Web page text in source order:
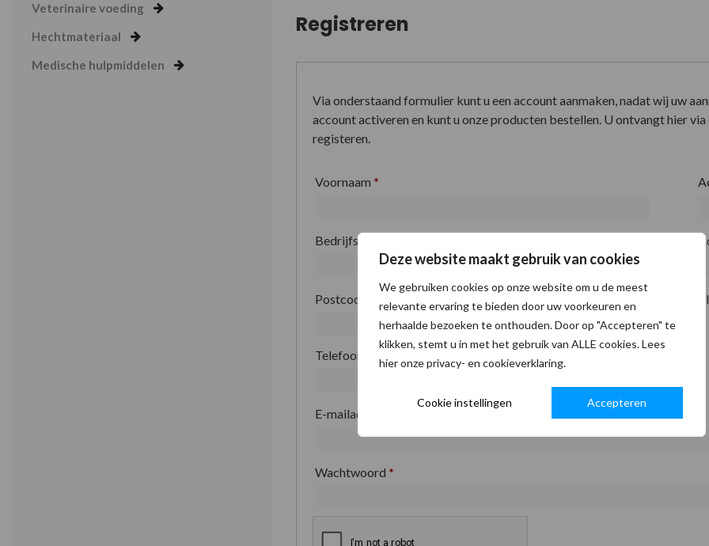
Deze website maakt gebruik van cookies
We gebruiken cookies op onze website om u de meest
relevante ervaring te bieden door uw voorkeuren en
herhaalde bezoeken te onthouden. Door op "Accepteren" te
klikken, stemt u in met het gebruik van ALLE cookies. Lees
hier onze privacy- en cookieverklaring.
Cookie instellingen Accepteren
Veterinaire voeding
Hechtmateriaal
Medische hulpmiddelen
Registreren
Via onderstaand formulier kunt u een account aanmaken, nadat wij uw
account activeren en kunt u onze producten bestellen. U ontvangt hier
registeren.
Voornaam *
Bedrijfsnaam
Postcode
Telefoon
E-mailadres
Wachtwoord *